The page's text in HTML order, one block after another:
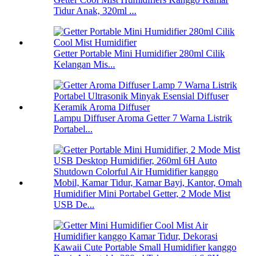
Tidur Anak, 320ml ...
Getter Portable Mini Humidifier 280ml Cilik
Kelangan Mis...
Lampu Diffuser Aroma Getter 7 Warna Listrik
Portabel...
Humidifier Mini Portabel Getter, 2 Mode Mist
USB De...